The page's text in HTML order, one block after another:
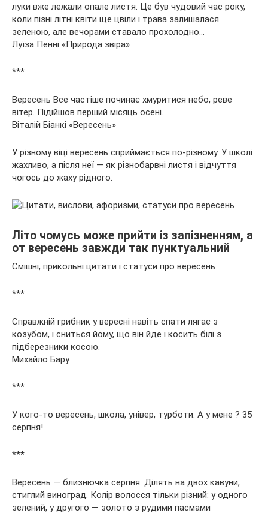
луки вже лежали опале листя. Це був чудовий час року,
коли пізні літні квіти ще цвіли і трава залишалася
зеленою, але вечорами ставало прохолодно…
Луїза Пенні «Природа звіра»
***
Вересень Все частіше починає хмуритися небо, реве
вітер. Підійшов перший місяць осені.
Віталій Біанкі «Вересень»
У різному віці вересень сприймається по-різному. У школі
жахливо, а після неї — як різнобарвні листя і відчуття
чогось до жаху рідного.
Літо чомусь може прийти із запізненням, а
от вересень завжди так пунктуальний
Смішні, прикольні цитати і статуси про вересень
***
Справжній грибник у вересні навіть спати лягає з
козубом, і сниться йому, що він йде і косить білі з
підберезники косою.
Михайло Бару
***
У кого-то вересень, школа, універ, турботи. А у мене ? 35
серпня!
***
Вересень — близнючка серпня. Ділять на двох кавуни,
стиглий виноград. Колір волосся тільки різний: у одного
зелений, у другого — золото з рудими пасмами